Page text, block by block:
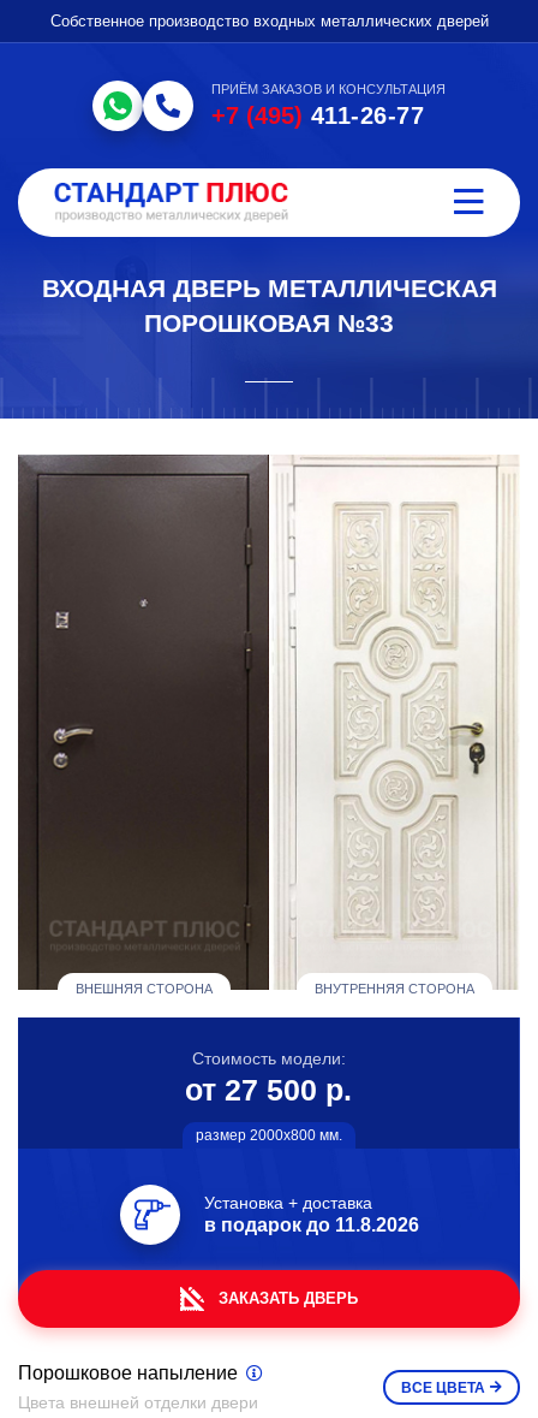
Собственное производство входных металлических дверей
ПРИЁМ ЗАКАЗОВ И КОНСУЛЬТАЦИЯ
+7 (495) 411-26-77
ВХОДНАЯ ДВЕРЬ МЕТАЛЛИЧЕСКАЯ
ПОРОШКОВАЯ №33
ВНЕШНЯЯ СТОРОНА ВНУТРЕННЯЯ СТОРОНА
Стоимость модели:
от 27 500 р.
размер 2000х800 мм.
Установка + доставка
в подарок до 11.8.2026
ЗАКАЗАТЬ ДВЕРЬ
Порошковое напыление
Цвета внешней отделки двери
ВСЕ ЦВЕТА